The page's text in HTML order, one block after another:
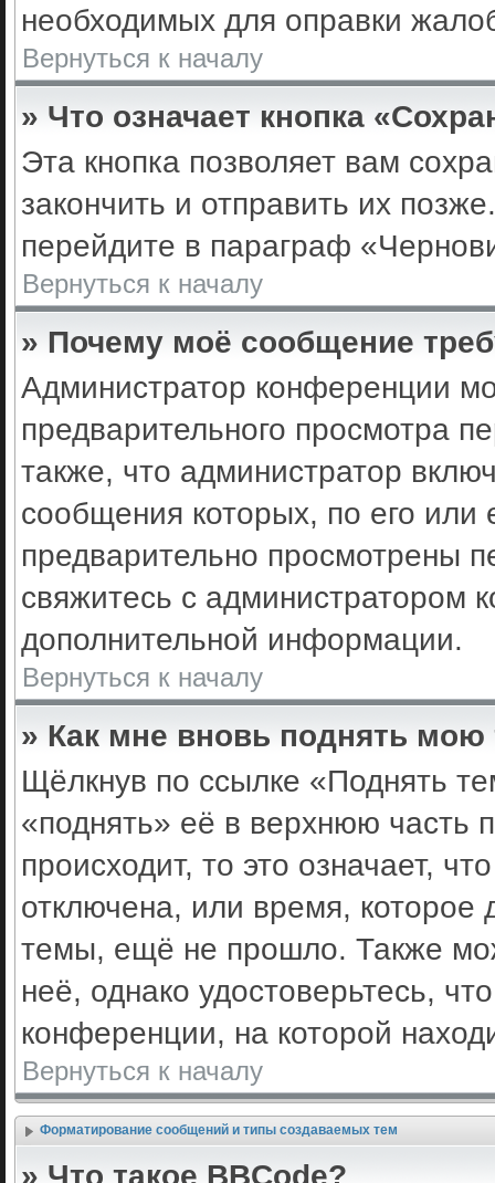
необходимых для оправки
Вернуться к началу
» Что означает кнопка
Эта кнопка позволяет вам
закончить и отправить их
перейдите в параграф
Вернуться к началу
» Почему моё сообщение
Администратор конференции
предварительного просмотра
также, что администратор
сообщения которых, по его
предварительно просмотрены
свяжитесь с администратором
дополнительной информации.
Вернуться к началу
» Как мне вновь поднять мою
Щёлкнув по ссылке «Поднять
«поднять» её в верхнюю часть
происходит, то это означает,
отключена, или время, которое
темы, ещё не прошло. Также
неё, однако удостоверьтесь,
конференции, на которой
Вернуться к началу
Форматирование сообщений и типы создаваемых тем
» Что такое BBCode?